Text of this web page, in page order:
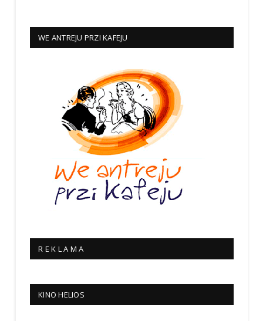
WE ANTREJU PRZI KAFEJU
R E K L A M A
KINO HELIOS